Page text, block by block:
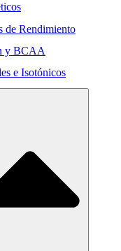
de Rendimiento
y BCAA
e Isotónicos